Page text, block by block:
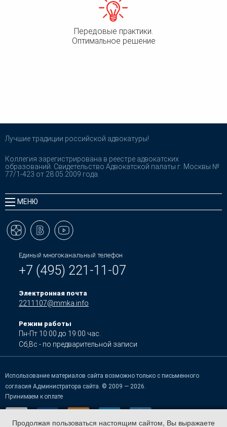
Передовые практики.
Оптимальное решение
Лучшие традиции российской адвокатуры!
Коллегия зарегистрирована в реестре адвокатских
образований. Свидетельство Адвокатской палаты г. Москвы №
77/1-423 от 28.05.2009 года.
МЕНЮ
Единый многоканальный телефон
+7 (495) 221-11-07
Электронная почта
2211107@mmka.info
Режим работы
Пн-Пт 10:00 до 19:00 час.
Сб,Вс - по предварительной записи
Использование материалов сайта возможно только с письменного
согласия Администратора сайта. © 2009 — 2026.
Принимаем к оплате
Продолжая пользоваться настоящим сайтом, Вы выражаете